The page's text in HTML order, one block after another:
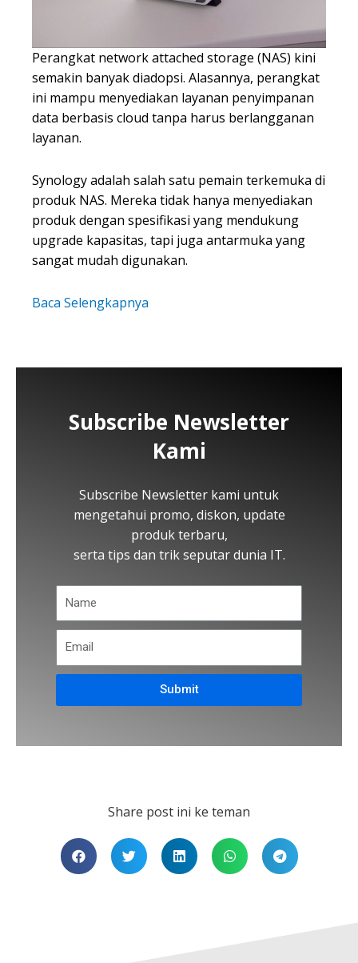
Perangkat network attached storage (NAS) kini
semakin banyak diadopsi. Alasannya, perangkat
ini mampu menyediakan layanan penyimpanan
data berbasis cloud tanpa harus berlangganan
layanan.
Synology adalah salah satu pemain terkemuka di
produk NAS. Mereka tidak hanya menyediakan
produk dengan spesifikasi yang mendukung
upgrade kapasitas, tapi juga antarmuka yang
sangat mudah digunakan.
Baca Selengkapnya
Subscribe Newsletter
Kami
Subscribe Newsletter kami untuk
mengetahui promo, diskon, update
produk terbaru,
serta tips dan trik seputar dunia IT.
Submit
Share post ini ke teman